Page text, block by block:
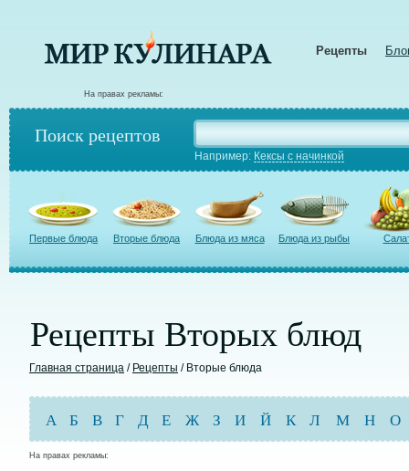
Рецепты
На правах рекламы:
Поиск рецептов
Например: Кексы с начинкой
Первые блюда Вторые блюда Блюда из мяса Блюда из рыбы
Рецепты Вторых блюд
Главная страница / Рецепты / Вторые блюда
А Б В Г Д Е Ж З И Й К Л М Н О
На правах рекламы: